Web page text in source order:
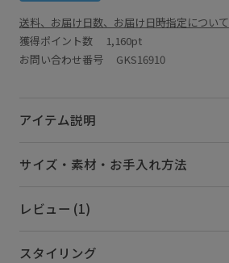
送料、お届け日数、お届け日時指定について
獲得ポイント数 1,160pt
お問い合わせ番号 GKS16910
アイテム説明
サイズ・素材・お手入れ方法
レビュー (1)
スタイリング